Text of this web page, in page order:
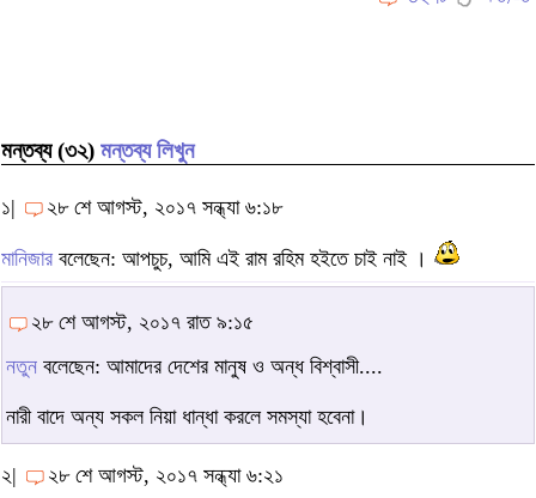
মন্তব্য (৩২) মন্তব্য লিখুন
১| ২৮ শে আগস্ট, ২০১৭ সন্ধ্যা ৬:১৮
মানিজার বলেছেন: আপচুচ, আমি এই রাম রহিম হইতে চাই নাই ।
২৮ শে আগস্ট, ২০১৭ রাত ৯:১৫
নতুন বলেছেন: আমাদের দেশের মানুষ ও অন্ধ বিশ্বাসী....
নারী বাদে অন্য সকল নিয়া ধান্ধা করলে সমস্যা হবেনা।
২|
২৮ শে আগস্ট, ২০১৭ সন্ধ্যা ৬:২১